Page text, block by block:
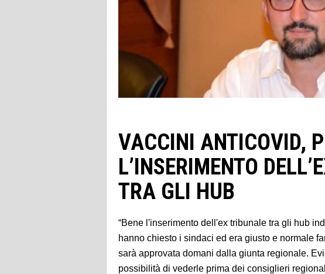
VACCINI ANTICOVID,
L’INSERIMENTO
TRA GLI HUB
“Bene l'inserimento dell'ex tribunale tra gli hub
hanno chiesto i sindaci ed era giusto e normale
sarà approvata domani dalla giunta regionale.
possibilità di vederle prima dei consiglieri